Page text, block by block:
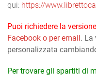
qui: https://
Puoi richiedere la
Facebook o per email. La
personalizzata
Per trovare gli spartiti di